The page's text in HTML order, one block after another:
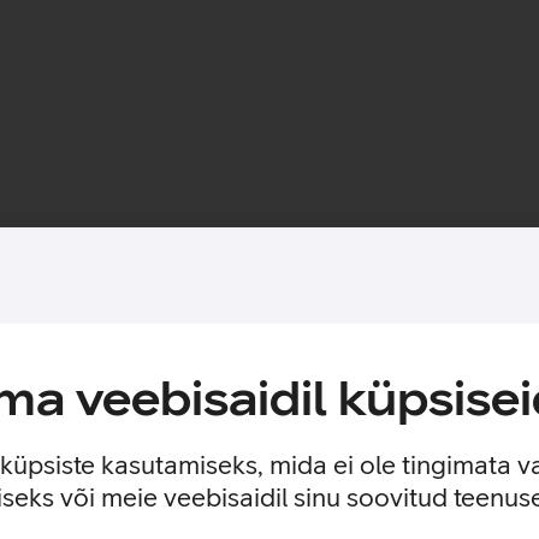
veebisaidil
kasutamiseks, mida ei ole tingimata
või meie veebisaidil sinu soovitud
turul olnud lahendused. Kaitseb ekraani kriimustuste ja
paigalduse mugavamaks. Paigaldusraam on valmistatud